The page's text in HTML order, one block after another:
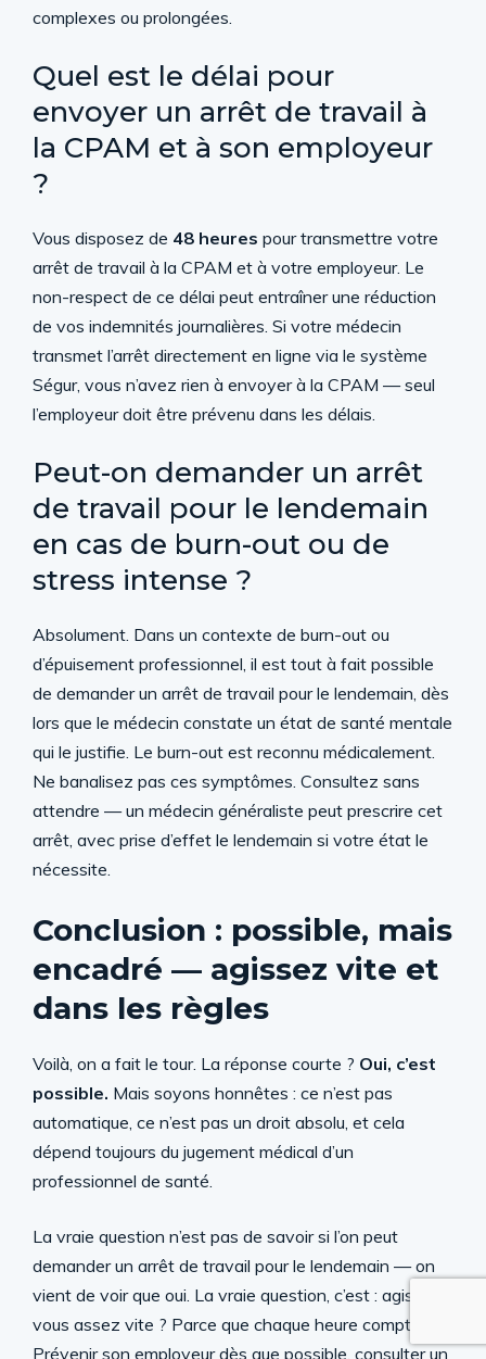
complexes ou prolongées.
Quel est le délai pour
envoyer un arrêt de travail à
la CPAM et à son employeur
?
Vous disposez de 48 heures pour transmettre votre
arrêt de travail à la CPAM et à votre employeur. Le
non-respect de ce délai peut entraîner une réduction
de vos indemnités journalières. Si votre médecin
transmet l’arrêt directement en ligne via le système
Ségur, vous n’avez rien à envoyer à la CPAM — seul
l’employeur doit être prévenu dans les délais.
Peut-on demander un arrêt
de travail pour le lendemain
en cas de burn-out ou de
stress intense ?
Absolument. Dans un contexte de burn-out ou
d’épuisement professionnel, il est tout à fait possible
de demander un arrêt de travail pour le lendemain, dès
lors que le médecin constate un état de santé mentale
qui le justifie. Le burn-out est reconnu médicalement.
Ne banalisez pas ces symptômes. Consultez sans
attendre — un médecin généraliste peut prescrire cet
arrêt, avec prise d’effet le lendemain si votre état le
nécessite.
Conclusion : possible, mais
encadré — agissez vite et
dans les règles
Voilà, on a fait le tour. La réponse courte ? Oui, c’est
possible. Mais soyons honnêtes : ce n’est pas
automatique, ce n’est pas un droit absolu, et cela
dépend toujours du jugement médical d’un
professionnel de santé.
La vraie question n’est pas de savoir si l’on peut
demander un arrêt de travail pour le lendemain — on
vient de voir que oui. La vraie question, c’est : agissez-
vous assez vite ? Parce que chaque heure compte.
Prévenir son employeur dès que possible, consulter un